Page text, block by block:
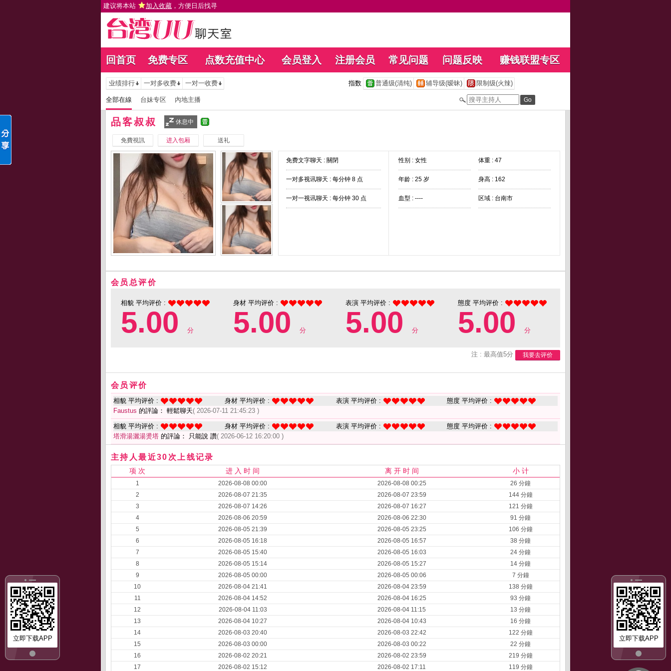
建议将本站 加入收藏 ，方便日后找寻
回首页 免费专区 点数充值中心 会员登入 注册会员 常见问题 问题反映 赚钱联盟专区
立即下载APP
立即下载APP
业绩排行 一对多收费 一对一收费 指数 普通级(清纯) 辅导级(暧昧) 限制级(火辣)
全部在線 台妹专区 內地主播
品客叔叔 休息中
免費視訊 进入包厢 送礼
免费文字聊天 : 關閉
一对多视讯聊天 : 每分钟 8 点
一对一视讯聊天 : 每分钟 30 点
性别 : 女性 体重 : 47
年龄 : 25 岁 身高 : 162
血型 : ---- 区域 : 台南市
会员总评价
相貌 平均评价 :
5.00 分
身材 平均评价 :
5.00 分
表演 平均评价 :
5.00 分
態度 平均评价 :
5.00 分
注 : 最高值5分 我要去评价
会员评价
相貌 平均评价 : 身材 平均评价 : 表演 平均评价 :
態度 平均评价 :
Faustus 的評論： 輕鬆聊天( 2026-07-11 21:45:23 )
相貌 平均评价 : 身材 平均评价 : 表演 平均评价 :
態度 平均评价 :
塔滑湯灑湯燙塔 的評論： 只能說 讚( 2026-06-12 16:20:00 )
主持人最近30次上线记录
项 次 进 入 时 间 离 开 时 间 小 计
1 2026-08-08 00:00 2026-08-08 00:25
26 分鐘
2
2026-08-07 21:35 2026-08-07 23:59
144 分鐘
3
2026-08-07 14:26 2026-08-07 16:27
121 分鐘
4
2026-08-06 20:59 2026-08-06 22:30
91 分鐘
5
2026-08-05 21:39 2026-08-05 23:25
106 分鐘
6
2026-08-05 16:18 2026-08-05 16:57
38 分鐘
7
2026-08-05 15:40 2026-08-05 16:03
24 分鐘
8
2026-08-05 15:14 2026-08-05 15:27
14 分鐘
9
2026-08-05 00:00 2026-08-05 00:06
7 分鐘
10
2026-08-04 21:41 2026-08-04 23:59
138 分鐘
11
2026-08-04 14:52 2026-08-04 16:25
93 分鐘
12
2026-08-04 11:03 2026-08-04 11:15
13 分鐘
13
2026-08-04 10:27 2026-08-04 10:43
16 分鐘
14
2026-08-03 20:40 2026-08-03 22:42
122 分鐘
15
2026-08-03 00:00 2026-08-03 00:22
22 分鐘
16
2026-08-02 20:21 2026-08-02 23:59
219 分鐘
17
2026-08-02 15:12 2026-08-02 17:11 119 分鐘